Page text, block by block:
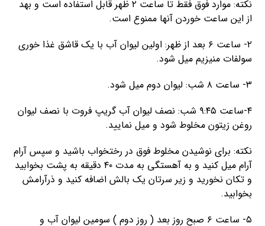
نکته: موارد فوق فقط تا ساعت ۲ ظهر قابل استفاده است و بهد
از این ساعت خوردن آنها ممنوع است.
۲- ساعت ۶ بعد از ظهر: اولین لیوان آب با یک قاشق غذا خوری
سولفات منیزیم میل شود.
۳- ساعت ۸ شب: لیوان دوم میل شود.
۴-ساعت ۹:۴۵ شب: نصف لیوان آب گریپ فروت با نصف لیوان
روغن زیتون مخلوط شود و میل نمایید.
نکته: برای نوشیدن مخلوط فوق در رختخواب باشید و سپس آرام
آرام میل کنید و به آهستگی به مدت ۴۰ دقیقه به پشت بخوابید
و تکان نخورید و زیر سرتان یک بالش اضافه کنید و ذرآرامش
بخوابید.
۵- ساعت ۶ صبح روز بعد ( روز دوم ) سومین لیوان آب و